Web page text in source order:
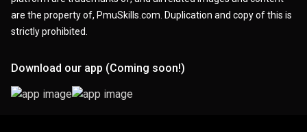
are the property of, PmuSkills.com. Duplication and copy of this is
strictly prohibited.
Download our app (Coming soon!)